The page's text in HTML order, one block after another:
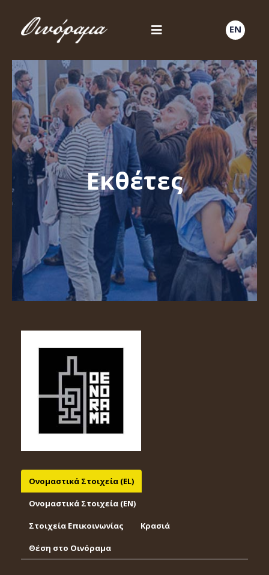
EN
Εκθέτες
Ονομαστικά Στοιχεία (EL)
Ονομαστικά Στοιχεία (EΝ)
Στοιχεία Επικοινωνίας Κρασιά
Θέση στο Οινόραμα